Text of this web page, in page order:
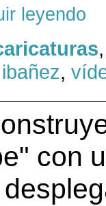
leyendo
ibañez,
con